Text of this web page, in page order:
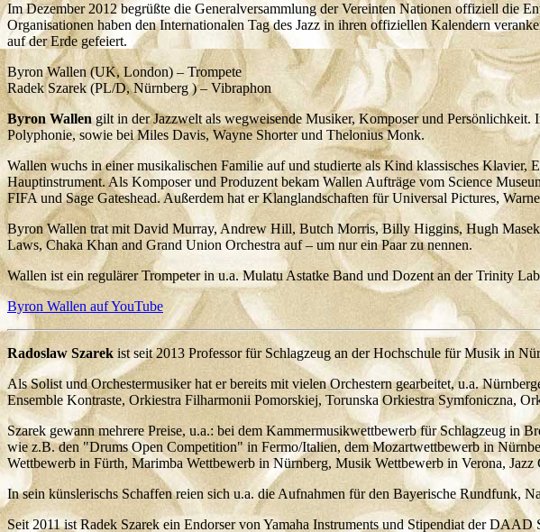
Im Dezember 2012 begrüßte die Generalversammlung der Vereinten Nationen offiziell die
Organisationen haben den Internationalen Tag des Jazz in ihren offiziellen Kalendern
auf der Erde gefeiert.
Byron Wallen (UK, London) – Trompete
Radek Szarek (PL/D, Nürnberg ) – Vibraphon
Byron Wallengilt in der Jazzwelt als wegweisende Musiker, Komposer und
Polyphonie, sowie bei Miles Davis, Wayne Shorter und Thelonius Monk.
Wallen wuchs in einer musikalischen Familie auf und studierte als Kind klassisches
Hauptinstrument. Als Komposer und Produzent bekam Wallen Aufträge vom Science
FIFA und Sage Gateshead. Außerdem hat er Klanglandschaften für Universal Pictures,
Byron Wallen trat mit David Murray, Andrew Hill, Butch Morris, Billy Higgins, Hugh
Laws, Chaka Khan and Grand Union Orchestra auf – um nur ein Paar zu nennen.
Wallen ist ein regulärer Trompeter in u.a. Mulatu Astatke Band und Dozent an der Trinity
Byron Wallen auf YouTube
Radoslaw Szarek ist seit 2013 Professor für Schlagzeug an der Hochschule für Musik in
Als Solist und Orchestermusiker hat er bereits mit vielen Orchestern gearbeitet, u.a.
Ensemble Kontraste, Orkiestra Filharmonii Pomorskiej, Torunska Orkiestra Symfoniczna,
Szarek gewann mehrere Preise, u.a.: bei dem Kammermusikwettbewerb für Schlagzeug in
wie z.B. den "Drums Open Competition" in Fermo/Italien, dem Mozartwettbewerb in
Wettbewerb in Fürth, Marimba Wettbewerb in Nürnberg, Musik Wettbewerb in Verona,
In sein künslerischs Schaffen reien sich u.a. die Aufnahmen für den Bayerische Rundfunk,
Seit 2011 ist Radek Szarek ein Endorser von Yamaha Instruments und Stipendiat der